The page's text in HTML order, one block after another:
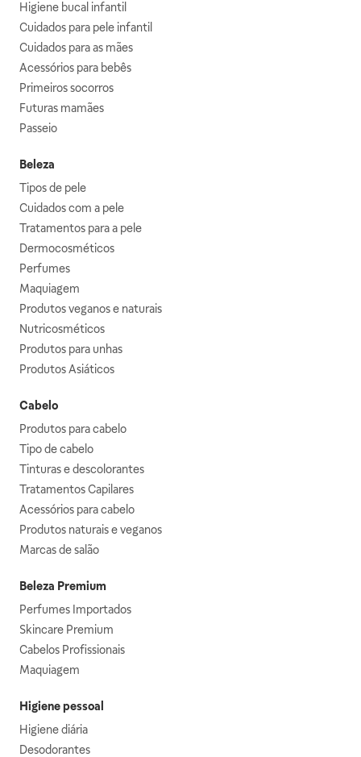
Higiene bucal infantil
Cuidados para pele infantil
Cuidados para as mães
Acessórios para bebês
Primeiros socorros
Futuras mamães
Passeio
Beleza
Tipos de pele
Cuidados com a pele
Tratamentos para a pele
Dermocosméticos
Perfumes
Maquiagem
Produtos veganos e naturais
Nutricosméticos
Produtos para unhas
Produtos Asiáticos
Cabelo
Produtos para cabelo
Tipo de cabelo
Tinturas e descolorantes
Tratamentos Capilares
Acessórios para cabelo
Produtos naturais e veganos
Marcas de salão
Beleza Premium
Perfumes Importados
Skincare Premium
Cabelos Profissionais
Maquiagem
Higiene pessoal
Higiene diária
Desodorantes